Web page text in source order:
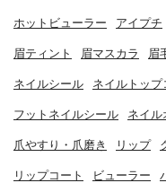
ホットビューラー アイプチ
眉ティント 眉マスカラ 眉
ネイルシール ネイルトップ
フットネイルシール ネイル
爪やすり・爪磨き リップ
リップコート ビューラー